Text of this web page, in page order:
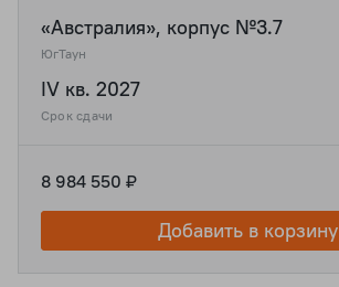
«Австралия», корпус №3.7
ЮгТаун
IV кв. 2027
Срок сдачи
8 984 550 ₽
Добавить в корзину